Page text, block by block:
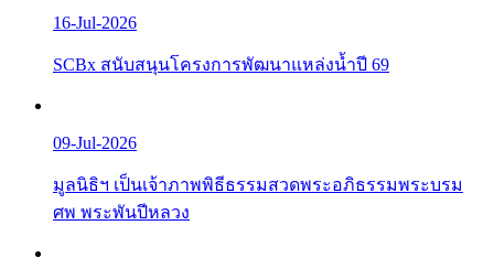
16-Jul-2026
SCBx สนับสนุนโครงการพัฒนาแหล่งน้ำปี 69
09-Jul-2026
มูลนิธิฯ เป็นเจ้าภาพพิธีธรรมสวดพระอภิธรรมพระบรม
ศพ พระพันปีหลวง